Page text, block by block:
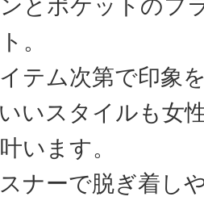
とポケットのフ
。
テム次第で印象
いスタイルも女
います。
ナーで脱ぎ着し